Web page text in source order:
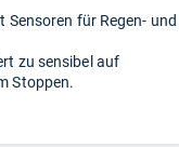
für Regen- und
zu sensibel auf
Stoppen.